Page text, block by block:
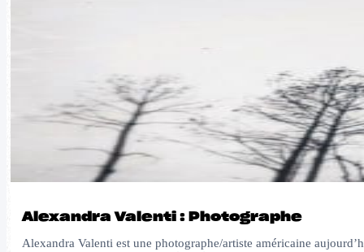
Alexandra Valenti : Photographe
Alexandra Valenti est une photographe/artiste américaine